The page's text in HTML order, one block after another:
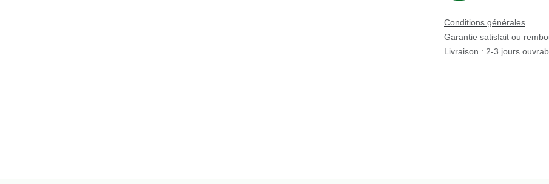
Conditions générales